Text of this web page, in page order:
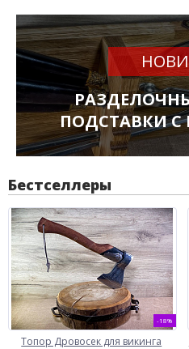
ПОДСТАВКИ
Бестселлеры
-18%
Топор Дровосек для викинга